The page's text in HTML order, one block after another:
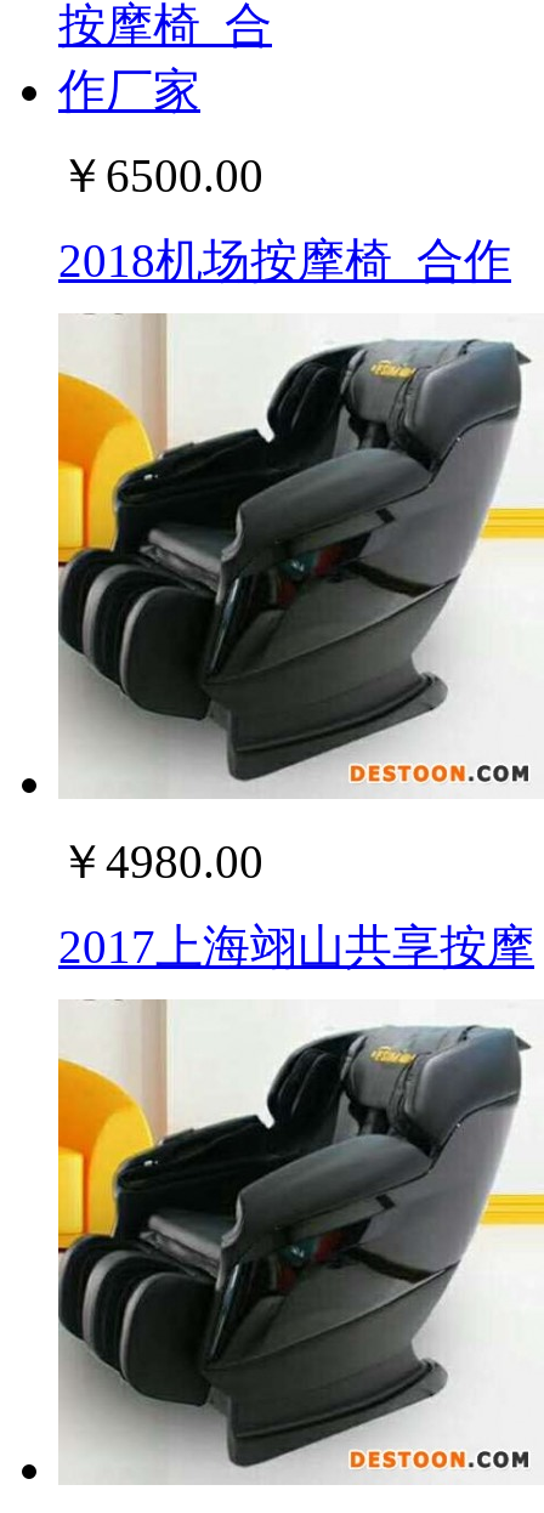
￥6500.00
2018机场按摩椅_合作
￥4980.00
2017上海翊山共享按摩